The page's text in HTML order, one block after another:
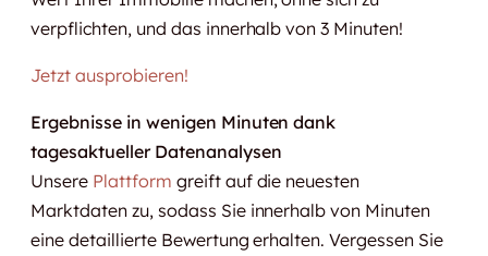
verpflichten, und das innerhalb von 3 Minuten!
Jetzt ausprobieren!
Ergebnisse in wenigen Minuten dank
tagesaktueller Datenanalysen
Unsere Plattform greift auf die neuesten
Marktdaten zu, sodass Sie innerhalb von Minuten
eine detaillierte Bewertung erhalten. Vergessen Sie